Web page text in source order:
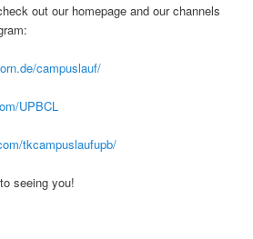
out our homepage and our channels
campuslauf/
UPBCL
tkcampuslaufupb/
seeing you!